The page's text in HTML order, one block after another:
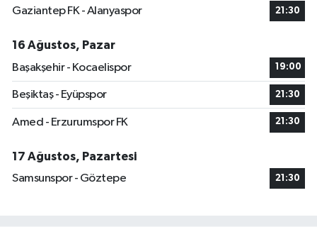
Gaziantep FK - Alanyaspor 21:30
16 Ağustos, Pazar
Başakşehir - Kocaelispor
19:00
Beşiktaş - Eyüpspor 21:30
Amed - Erzurumspor FK 21:30
17 Ağustos, Pazartesi
Samsunspor - Göztepe
21:30